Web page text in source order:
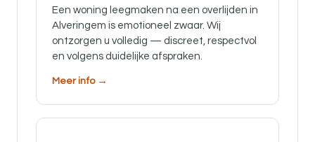
Een woning leegmaken na een overlijden in
Alveringem is emotioneel zwaar. Wij
ontzorgen u volledig — discreet, respectvol
en volgens duidelijke afspraken.
Meer info →